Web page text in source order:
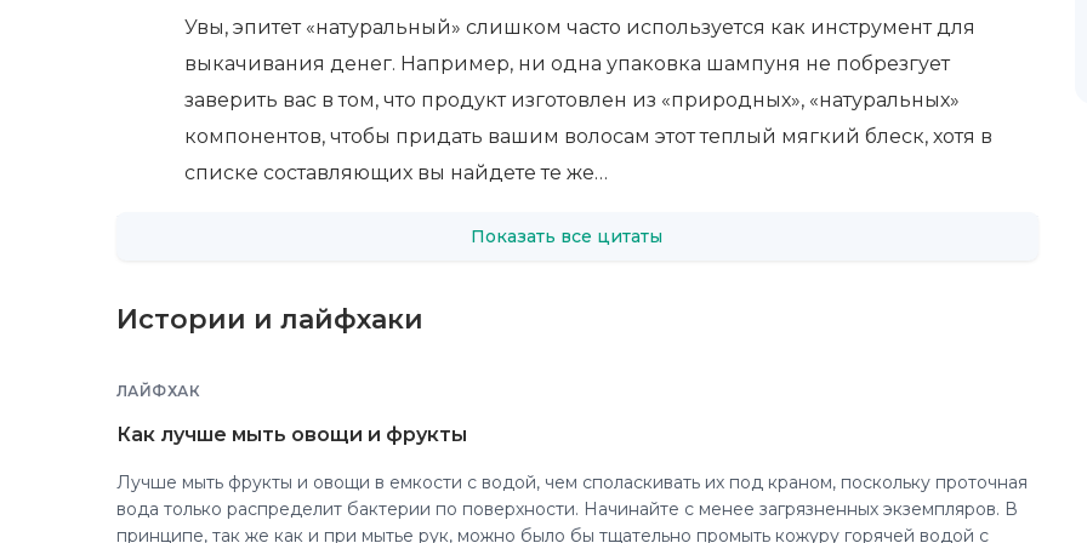
Увы, эпитет «натуральный» слишком часто используется как инструмент для
выкачивания денег. Например, ни одна упаковка шампуня не побрезгует
заверить вас в том, что продукт изготовлен из «природных», «натуральных»
компонентов, чтобы придать вашим волосам этот теплый мягкий блеск, хотя в
списке составляющих вы найдете те же…
Показать все цитаты
Истории и лайфхаки
ЛАЙФХАК
Как лучше мыть овощи и фрукты
Лучше мыть фрукты и овощи в емкости с водой, чем споласкивать их под краном, поскольку проточная
вода только распределит бактерии по поверхности. Начинайте с менее загрязненных экземпляров. В
принципе, так же как и при мытье рук, можно было бы тщательно промыть кожуру горячей водой с